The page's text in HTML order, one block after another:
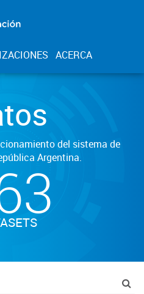
ACERCA
del sistema de
Argentina.